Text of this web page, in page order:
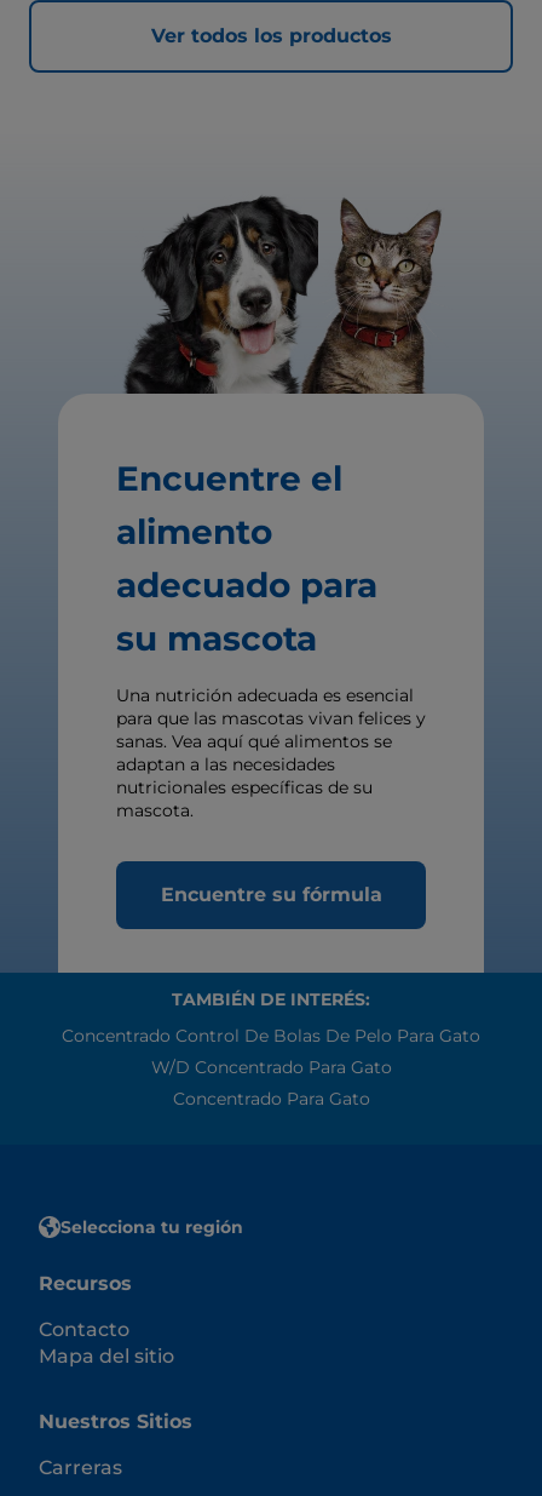
Ver todos los productos
Encuentre el
alimento
adecuado para
su mascota
Una nutrición adecuada es esencial
para que las mascotas vivan felices y
sanas. Vea aquí qué alimentos se
adaptan a las necesidades
nutricionales específicas de su
mascota.
Encuentre su fórmula
TAMBIÉN DE INTERÉS:
Concentrado Control De Bolas De Pelo Para Gato
W/d Concentrado Para Gato
Concentrado Para Gato
Selecciona tu región
Recursos
Contacto
Mapa del sitio
Nuestros Sitios
Carreras